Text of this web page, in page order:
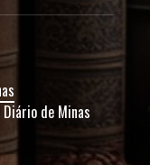
de Minas